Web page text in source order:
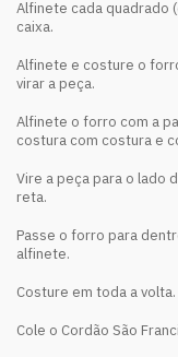
Alfinete cada quadrado
caixa.
Alfinete e costure o
virar a peça.
Alfinete o forro com a
costura com costura e
Vire a peça para o lado
reta.
Passe o forro para
alfinete.
Costure em toda a volta.
Cole o Cordão São